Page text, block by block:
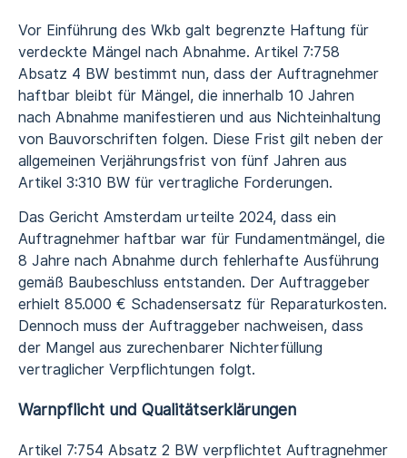
Vor Einführung des Wkb galt begrenzte Haftung für
verdeckte Mängel nach Abnahme. Artikel 7:758
Absatz 4 BW bestimmt nun, dass der Auftragnehmer
haftbar bleibt für Mängel, die innerhalb 10 Jahren
nach Abnahme manifestieren und aus Nichteinhaltung
von Bauvorschriften folgen. Diese Frist gilt neben der
allgemeinen Verjährungsfrist von fünf Jahren aus
Artikel 3:310 BW für vertragliche Forderungen.
Das Gericht Amsterdam urteilte 2024, dass ein
Auftragnehmer haftbar war für Fundamentmängel, die
8 Jahre nach Abnahme durch fehlerhafte Ausführung
gemäß Baubeschluss entstanden. Der Auftraggeber
erhielt 85.000 € Schadensersatz für Reparaturkosten.
Dennoch muss der Auftraggeber nachweisen, dass
der Mangel aus zurechenbarer Nichterfüllung
vertraglicher Verpflichtungen folgt.
Warnpflicht und Qualitätserklärungen
Artikel 7:754 Absatz 2 BW verpflichtet Auftragnehmer